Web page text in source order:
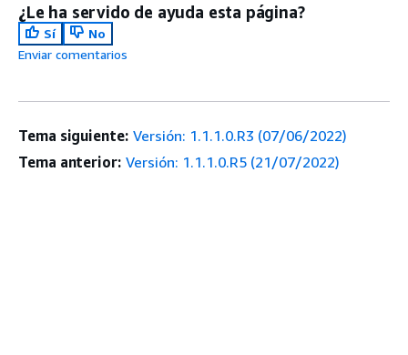
¿Le ha servido de ayuda esta página?
Sí
No
Enviar comentarios
Tema siguiente: Versión: 1.1.1.0.R3 (07/06/2022)
Tema anterior: Versión: 1.1.1.0.R5 (21/07/2022)